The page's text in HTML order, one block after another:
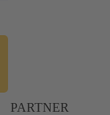
PARTNER